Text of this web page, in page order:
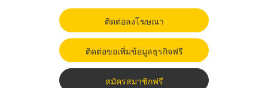
ติดต่อลงโฆษณา
ติดต่อขอเพิ่มข้อมูลธุรกิจฟรี
สมัครสมาชิกฟรี